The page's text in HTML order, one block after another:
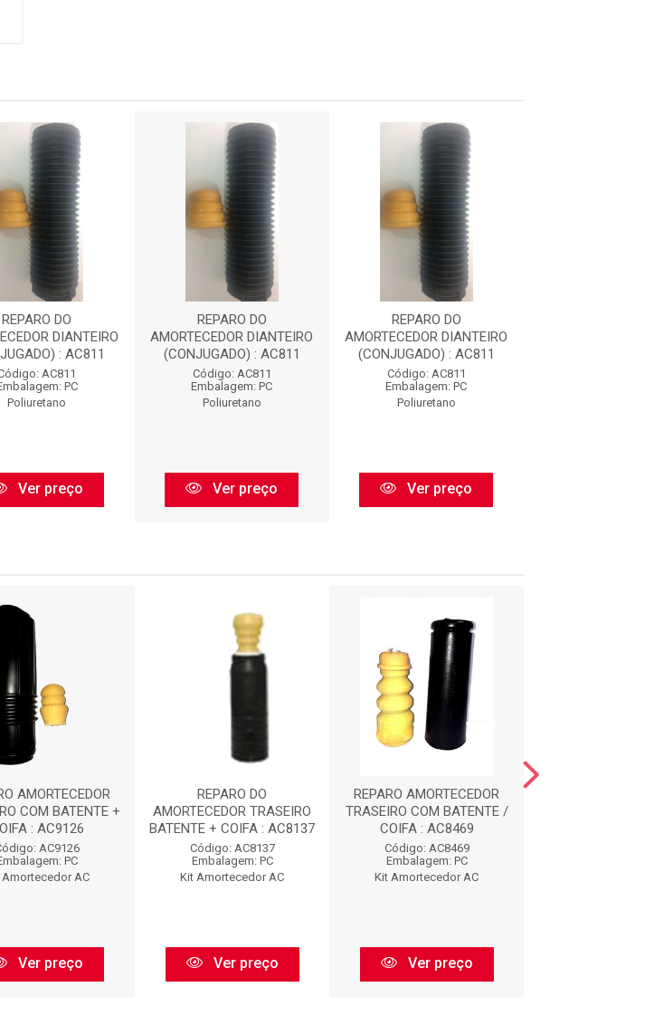
REPARO DO
DIANTEIRO
: AC811
AC811
PC
Poliuretano
Ver preço
REPARO DO
AMORTECEDOR DIANTEIRO
(CONJUGADO) : AC811
Código: AC811
Embalagem: PC
Poliuretano
Ver preço
REPARO DO
AMORTECEDOR DIANTEIRO
(CONJUGADO) : AC811
Código: AC811
Embalagem: PC
Poliuretano
Ver preço
AMORTECEDOR
COM BATENTE +
: AC9126
AC9126
PC
Amortecedor AC
Ver preço
REPARO DO
AMORTECEDOR TRASEIRO
BATENTE + COIFA : AC8137
Código: AC8137
Embalagem: PC
Kit Amortecedor AC
Ver preço
REPARO AMORTECEDOR
TRASEIRO COM BATENTE /
COIFA : AC8469
Código: AC8469
Embalagem: PC
Kit Amortecedor AC
Ver preço